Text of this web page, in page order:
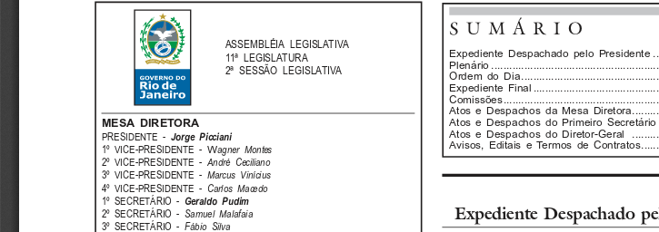
ASSEMBLÉIA LEGISLATIVA
11ª LEGISLATURA
2ª SESSÃO LEGISLATIVA
MESA DIRETORA
PRESIDENTE - Jorge  Picciani
1º VICE-PRESIDENTE - Wagner Montes
2º VICE-PRESIDENTE - André Ceciliano
3º VICE-PRESIDENTE - Marcus Vinícius
4º VICE-PRESIDENTE - Carlos Macedo
1º SECRETÁRIO - Geraldo  Pudim
2º SECRETÁRIO - Samuel Malafaia
3º SECRETÁRIO - Fábio Silva
SUMÁRIO
Expediente Despachado pelo Presidente
Plenário
Ordem do
Expediente
Atos e Despachos da Mesa
Atos e Despachos do Primeiro Secretário
Atos e Despachos do Diretor-Geral
Avisos, Editais e Termos de
Expediente Despachado